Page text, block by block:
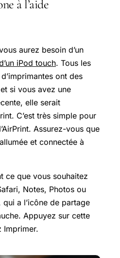
à l’aide
aurez besoin d’un
iPod touch. Tous les
ont des
si vous avez une
elle serait
C’est très simple pour
Assurez-vous que
et connectée à
ce que vous souhaitez
Notes, Photos ou
a l’icône de partage
Appuyez sur cette
Imprimer.